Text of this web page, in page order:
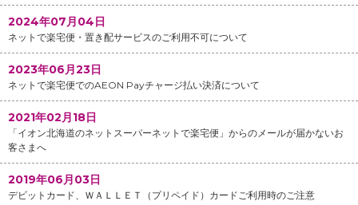
2024年07月04日
ネットで楽宅便・置き配サービスのご利用不可について
2023年06月23日
ネットで楽宅便でのAEON Payチャージ払い決済について
2021年02月18日
「イオン北海道のネットスーパーネットで楽宅便」からのメールが届かないお
客さまへ
2019年06月03日
デビットカード、ＷＡＬＬＥＴ（プリペイド）カードご利用時のご注意